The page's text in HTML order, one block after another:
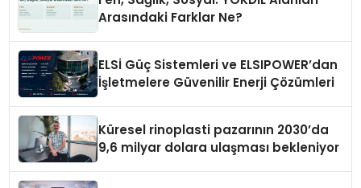
Arasındaki Farklar Ne?
ELSİ Güç Sistemleri ve ELSIPOWER’dan
İşletmelere Güvenilir Enerji Çözümleri
Küresel rinoplasti pazarının 2030’da
9,6 milyar dolara ulaşması bekleniyor